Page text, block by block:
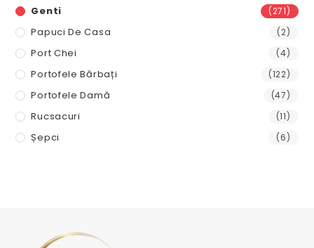
Genti (271)
Papuci De Casa (2)
Port Chei (4)
Portofele Bărbați (122)
Portofele Damă (47)
Rucsacuri (11)
Șepci (6)